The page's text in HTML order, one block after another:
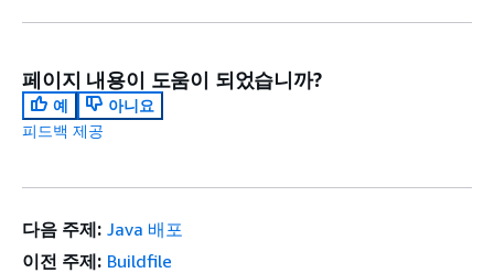
페이지 내용이 도움이 되었습니까?
예
아니요
피드백 제공
다음 주제: Java 배포
이전 주제: Buildfile